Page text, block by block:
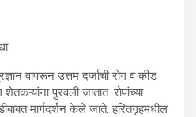
वापरून उत्तम दर्जाची रोग व कीड
शेतकऱ्यांना पुरवली जातात. रोपांच्या
मार्गदर्शन केले जाते. हरितगृहमधील